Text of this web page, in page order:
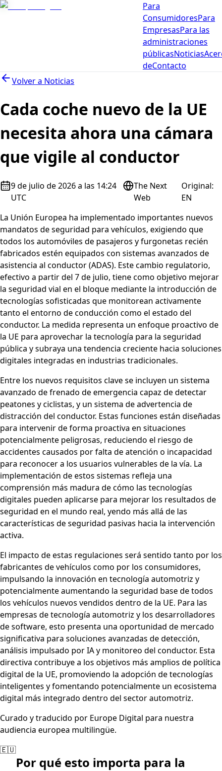
Para
ConsumidoresPara
EmpresasPara las
administraciones
públicasNoticias
deContacto
Volver a Noticias
Cada coche nuevo de la UE
necesita ahora una cámara
que vigile al conductor
9 de julio de 2026 a las 14:24
UTC
The Next
Web
Original:
EN
La Unión Europea ha implementado importantes nuevos
mandatos de seguridad para vehículos, exigiendo que
todos los automóviles de pasajeros y furgonetas recién
fabricados estén equipados con sistemas avanzados de
asistencia al conductor (ADAS). Este cambio regulatorio,
efectivo a partir del 7 de julio, tiene como objetivo mejorar
la seguridad vial en el bloque mediante la introducción de
tecnologías sofisticadas que monitorean activamente
tanto el entorno de conducción como el estado del
conductor. La medida representa un enfoque proactivo de
la UE para aprovechar la tecnología para la seguridad
pública y subraya una tendencia creciente hacia soluciones
digitales integradas en industrias tradicionales.
Entre los nuevos requisitos clave se incluyen un sistema
avanzado de frenado de emergencia capaz de detectar
peatones y ciclistas, y un sistema de advertencia de
distracción del conductor. Estas funciones están diseñadas
para intervenir de forma proactiva en situaciones
potencialmente peligrosas, reduciendo el riesgo de
accidentes causados por falta de atención o incapacidad
para reconocer a los usuarios vulnerables de la vía. La
implementación de estos sistemas refleja una
comprensión más madura de cómo las tecnologías
digitales pueden aplicarse para mejorar los resultados de
seguridad en el mundo real, yendo más allá de las
características de seguridad pasivas hacia la intervención
activa.
El impacto de estas regulaciones será sentido tanto por los
fabricantes de vehículos como por los consumidores,
impulsando la innovación en tecnología automotriz y
potencialmente aumentando la seguridad base de todos
los vehículos nuevos vendidos dentro de la UE. Para las
empresas de tecnología automotriz y los desarrolladores
de software, esto presenta una oportunidad de mercado
significativa para soluciones avanzadas de detección,
análisis impulsado por IA y monitoreo del conductor. Esta
directiva contribuye a los objetivos más amplios de política
digital de la UE, promoviendo la adopción de tecnologías
inteligentes y fomentando potencialmente un ecosistema
digital más integrado dentro del sector automotriz.
Curado y traducido por Europe Digital para nuestra
audiencia europea multilingüe.
🇪🇺
Por qué esto importa para la